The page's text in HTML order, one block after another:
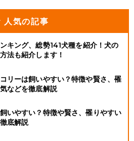
人気の記事
キング、総勢141犬種を紹介！犬の
法も紹介します！
リーは飼いやすい？特徴や賢さ、罹
などを徹底解説
いやすい？特徴や賢さ、罹りやすい
底解説